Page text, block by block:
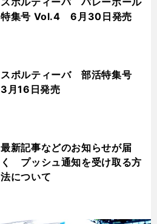
特集号 Vol.4 6月30日発売
スポルティーバ 部活特集号
3月16日発売
最新記事などのお知らせが届
く プッシュ通知を受け取る方
法について